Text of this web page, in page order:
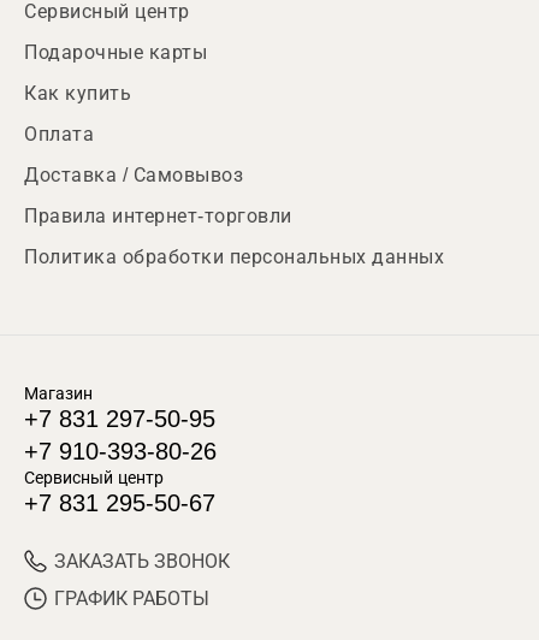
Сервисный центр
Подарочные карты
Как купить
Оплата
Доставка / Самовывоз
Правила интернет-торговли
Политика обработки персональных данных
Магазин
+7 831 297-50-95
+7 910-393-80-26
Сервисный центр
+7 831 295-50-67
ЗАКАЗАТЬ ЗВОНОК
ГРАФИК РАБОТЫ